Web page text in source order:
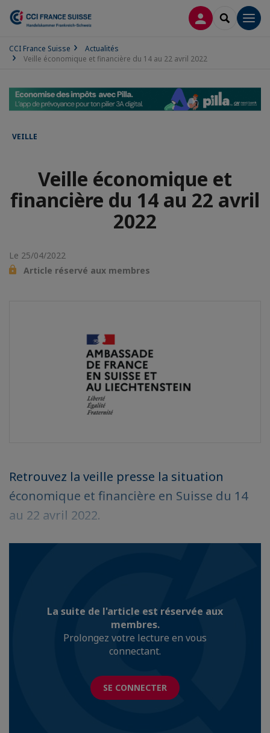
CONNEXION
CCI France Suisse
Actualités
Veille économique et financière du 14 au 22 avril 2022
VEILLE
Veille économique et
financière du 14 au 22 avril
2022
Le 25/04/2022
Article réservé aux membres
Retrouvez la veille presse la situation
économique et financière en Suisse du 14
au 22 avril 2022.
La suite de l'article est réservée aux
membres.
Prolongez votre lecture en vous
connectant.
SE CONNECTER